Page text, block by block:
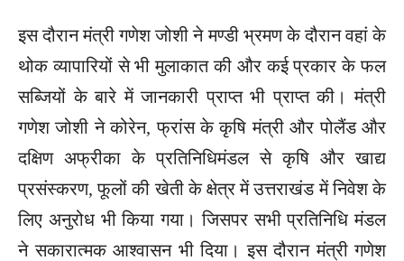
इस दौरान मंत्री गणेश जोशी ने मण्डी भ्रमण के दौरान वहां के
थोक व्यापारियों से भी मुलाकात की और कई प्रकार के फल
सब्जियों के बारे में जानकारी प्राप्त भी प्राप्त की। मंत्री
गणेश जोशी ने कोरेन, फ्रांस के कृषि मंत्री और पोलैंड और
दक्षिण अफ्रीका के प्रतिनिधिमंडल से कृषि और खाद्य
प्रसंस्करण, फूलों की खेती के क्षेत्र में उत्तराखंड में निवेश के
लिए अनुरोध भी किया गया। जिसपर सभी प्रतिनिधि मंडल
ने सकारात्मक आश्वासन भी दिया। इस दौरान मंत्री गणेश